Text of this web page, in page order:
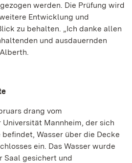
werden. Die Prüfung wird
Entwicklung und
zu behalten. „Ich danke allen
und ausdauernden
drang vom
Mannheim, der sich
Wasser über die Decke
ein. Das Wasser wurde
Saal gesichert und